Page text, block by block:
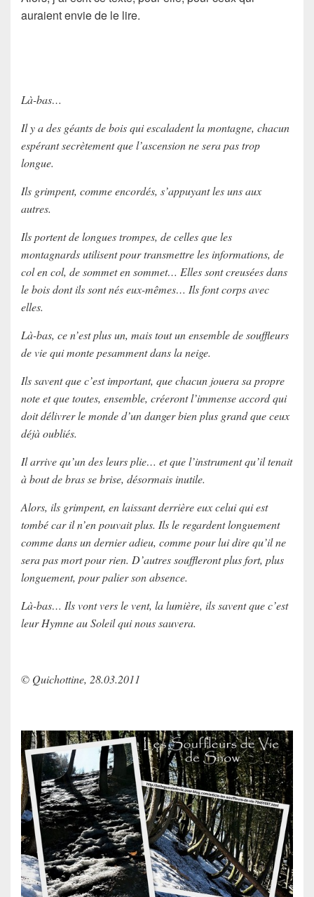
auraient envie de le lire.
Là-bas…
Il y a des géants de bois qui escaladent la montagne, chacun
espérant secrètement que l’ascension ne sera pas trop
longue.
Ils grimpent, comme encordés, s’appuyant les uns aux
autres.
Ils portent de longues trompes, de celles que les
montagnards utilisent pour transmettre les informations, de
col en col, de sommet en sommet… Elles sont creusées dans
le bois dont ils sont nés eux-mêmes… Ils font corps avec
elles.
Là-bas, ce n’est plus un, mais tout un ensemble de souffleurs
de vie qui monte pesamment dans la neige.
Ils savent que c’est important, que chacun jouera sa propre
note et que toutes, ensemble, créeront l’immense accord qui
doit délivrer le monde d’un danger bien plus grand que ceux
déjà oubliés.
Il arrive qu’un des leurs plie… et que l’instrument qu’il tenait
à bout de bras se brise, désormais inutile.
Alors, ils grimpent, en laissant derrière eux celui qui est
tombé car il n’en pouvait plus. Ils le regardent longuement
comme dans un dernier adieu, comme pour lui dire qu’il ne
sera pas mort pour rien. D’autres souffleront plus fort, plus
longuement, pour palier son absence.
Là-bas… Ils vont vers le vent, la lumière, ils savent que c’est
leur Hymne au Soleil qui nous sauvera.
© Quichottine, 28.03.2011